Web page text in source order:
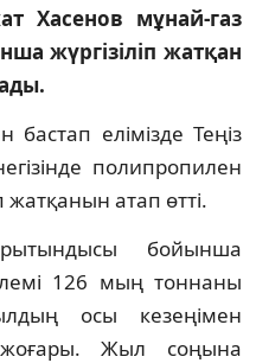
Хасенов мұнай-газ
жүргізіліп жатқан
елімізде Теңіз
полипропилен
жатқанын атап өтті.
бойынша
126 мың тоннаны
осы кезеңімен
жоғары. Жыл соңына